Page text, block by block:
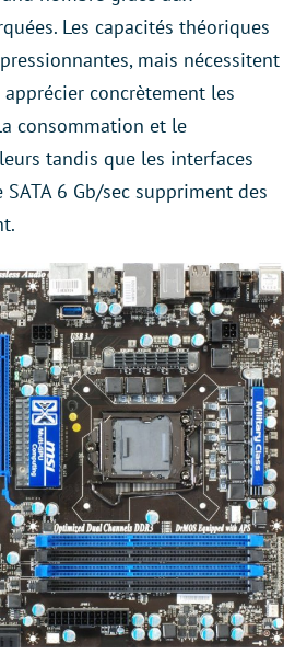
Les capacités théoriques
mais nécessitent
concrètement les
consommation et le
tandis que les interfaces
SATA 6 Gb/sec suppriment des